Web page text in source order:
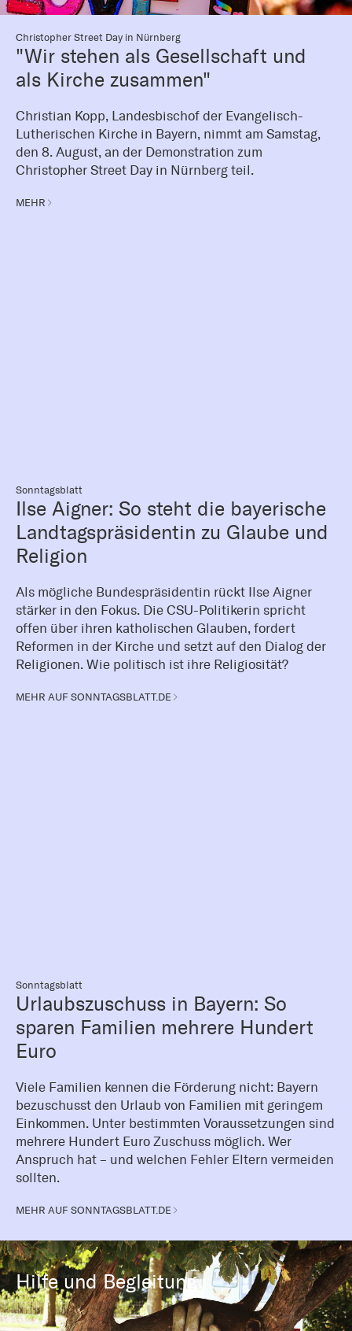
Christopher Street Day in Nürnberg
"Wir stehen als Gesellschaft und
als Kirche zusammen"
Christian Kopp, Landesbischof der Evangelisch-
Lutherischen Kirche in Bayern, nimmt am Samstag,
den 8. August, an der Demonstration zum
Christopher Street Day in Nürnberg teil.
MEHR
Sonntagsblatt
Ilse Aigner: So steht die bayerische
Landtagspräsidentin zu Glaube und
Religion
Als mögliche Bundespräsidentin rückt Ilse Aigner
stärker in den Fokus. Die CSU-Politikerin spricht
offen über ihren katholischen Glauben, fordert
Reformen in der Kirche und setzt auf den Dialog der
Religionen. Wie politisch ist ihre Religiosität?
MEHR AUF SONNTAGSBLATT.DE
Sonntagsblatt
Urlaubszuschuss in Bayern: So
sparen Familien mehrere Hundert
Euro
Viele Familien kennen die Förderung nicht: Bayern
bezuschusst den Urlaub von Familien mit geringem
Einkommen. Unter bestimmten Voraussetzungen sind
mehrere Hundert Euro Zuschuss möglich. Wer
Anspruch hat – und welchen Fehler Eltern vermeiden
sollten.
MEHR AUF SONNTAGSBLATT.DE
Hilfe und Begleitung